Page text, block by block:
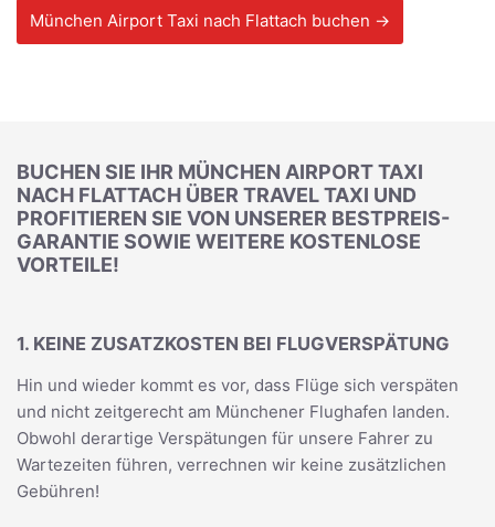
München Airport Taxi nach Flattach buchen →
BUCHEN SIE IHR MÜNCHEN AIRPORT TAXI
NACH FLATTACH ÜBER TRAVEL TAXI UND
PROFITIEREN SIE VON UNSERER BESTPREIS-
GARANTIE SOWIE WEITERE KOSTENLOSE
VORTEILE!
1. KEINE ZUSATZKOSTEN BEI FLUGVERSPÄTUNG
Hin und wieder kommt es vor, dass Flüge sich verspäten
und nicht zeitgerecht am Münchener Flughafen landen.
Obwohl derartige Verspätungen für unsere Fahrer zu
Wartezeiten führen, verrechnen wir keine zusätzlichen
Gebühren!